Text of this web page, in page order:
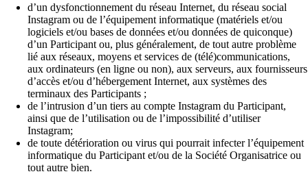
d’un dysfonctionnement du réseau Internet, du réseau social
Instagram ou de l’équipement informatique (matériels et/ou
logiciels et/ou bases de données et/ou données de quiconque)
d’un Participant ou, plus généralement, de tout autre problème
lié aux réseaux, moyens et services de (télé)communications,
aux ordinateurs (en ligne ou non), aux serveurs, aux fournisseurs
d’accès et/ou d’hébergement Internet, aux systèmes des
terminaux des Participants ;
de l’intrusion d’un tiers au compte Instagram du Participant,
ainsi que de l’utilisation ou de l’impossibilité d’utiliser
Instagram;
de toute détérioration ou virus qui pourrait infecter l’équipement
informatique du Participant et/ou de la Société Organisatrice ou
tout autre bien.